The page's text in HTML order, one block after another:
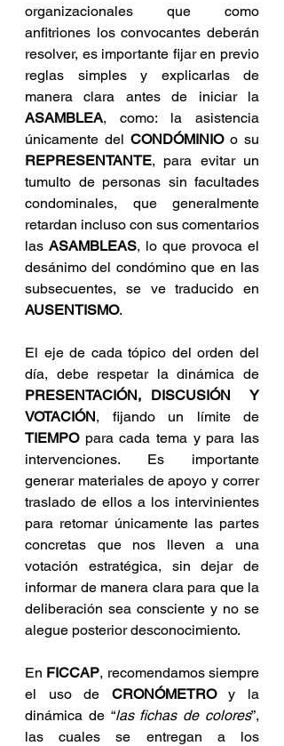
organizacionales que como
anfitriones los convocantes deberán
resolver, es importante fijar en previo
reglas simples y explicarlas de
ASAMBLEA, como: la asistencia
únicamente del CONDÓMINIO
REPRESENTANTE, para evitar un
tumulto de personas sin facultades
condominales, que generalmente
retardan incluso con sus comentarios
las ASAMBLEAS, lo que provoca el
desánimo del condómino que en las
AUSENTISMO.
El eje de cada tópico del orden del
PRESENTACIÓN, DISCUSIÓN  Y
VOTACIÓN
TIEMPO para cada tema y para las
intervenciones. Es importante
generar materiales de apoyo y correr
traslado de ellos a los intervinientes
para retomar únicamente las partes
concretas que nos lleven a una
votación estratégica, sin dejar de
informar de manera clara para que la
deliberación sea consciente y no se
alegue posterior desconocimiento.
En FICCAP, recomendamos siempre
el uso de CRONÓMETRO y la
dinámica de “las fichas de colores”,
las cuales se entregan a los